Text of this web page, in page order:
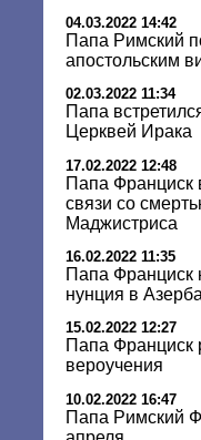
04.03.2022 14:42
Папа Римский
апостольским
02.03.2022 11:34
Папа
Церквей Ирака
17.02.2022 12:48
Папа Франциск
связи со
Маджистриса
16.02.2022 11:35
Папа Франциск
нунция в
15.02.2022 12:27
Папа Франциск
вероучения
10.02.2022 16:47
Папа Римский